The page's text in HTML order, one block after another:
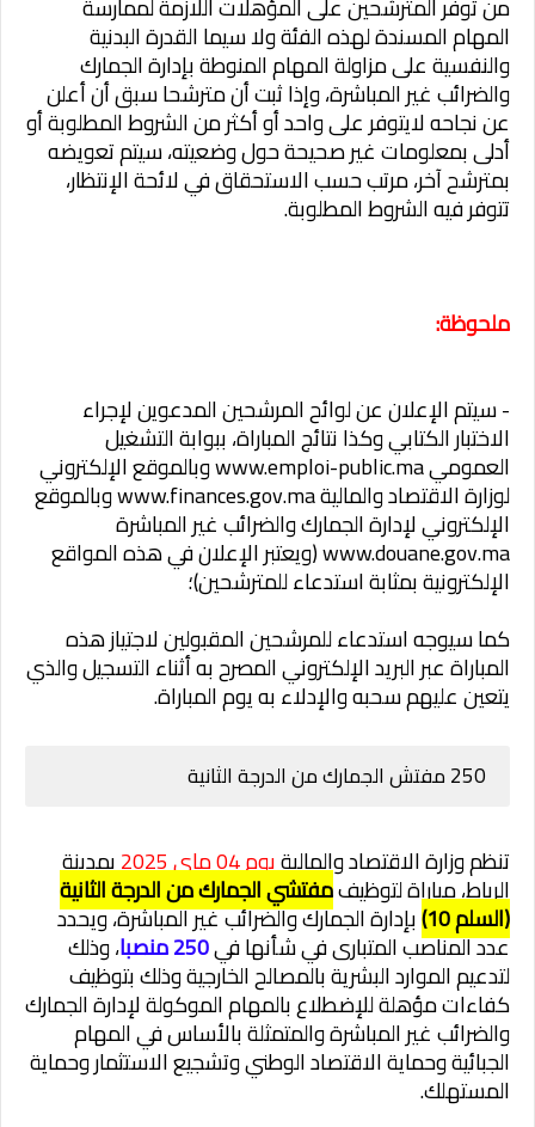
المهام المسندة لهذه الفئة ولا سيما القدرة البدنية
والنفسية على مزاولة المهام المنوطة بإدارة الجمارك
والضرائب غير المباشرة، وإذا ثبت أن مترشحا سبق أن أعلن
عن نجاحه لايتوفر على واحد أو أكثر من الشروط المطلوبة أو
أدلى بمعلومات غير صحيحة حول وضعيته، سيتم تعويضه
بمترشح آخر، مرتب حسب الاستحقاق في لائحة الإنتظار،
تتوفر فيه الشروط المطلوبة.
ملحوظة:
- سيتم الإعلان عن لوائح المرشحين المدعوين لإجراء
الاختبار الكتابي وكذا نتائج المباراة، ببوابة التشغيل
العمومي www.emploi-public.ma وبالموقع الإلكتروني
لوزارة الاقتصاد والمالية www.finances.gov.ma وبالموقع
الإلكتروني لإدارة الجمارك والضرائب غير المباشرة
www.douane.gov.ma (ويعتبر الإعلان في هذه المواقع
الإلكترونية بمثابة استدعاء للمترشحين)؛
كما سيوجه استدعاء للمرشحين المقبولين لاجتياز هذه
المباراة عبر البريد الإلكتروني المصرح به أثناء التسجيل والذي
يتعين عليهم سحبه والإدلاء به يوم المباراة.
250 مفتش الجمارك من الدرجة الثانية
تنظم وزارة الاقتصاد والماليةيوم 04 ماي 2025 بمدينة
الرباط، مباراة لتوظيفمفتشي الجمارك من الدرجة الثانية
(السلم 10) بإدارة الجمارك والضرائب غير المباشرة، ويحدد
عدد المناصب المتبارى في شأنها في ، وذلك
لتدعيم الموارد البشرية بالمصالح الخارجية وذلك بتوظيف
كفاءات مؤهلة للإضطلاع بالمهام الموكولة لإدارة الجمارك
والضرائب غير المباشرة والمتمثلة بالأساس في المهام
الجبائية وحماية الاقتصاد الوطني وتشجيع الاستثمار وحماية
المستهلك.